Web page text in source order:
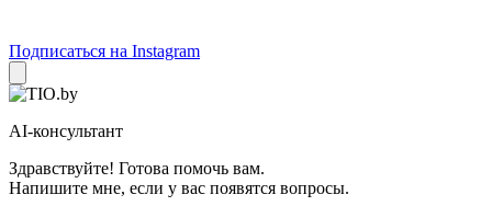
Подписаться на Instagram
AI-консультант
Здравствуйте! Готова помочь вам.
Напишите мне, если у вас появятся вопросы.